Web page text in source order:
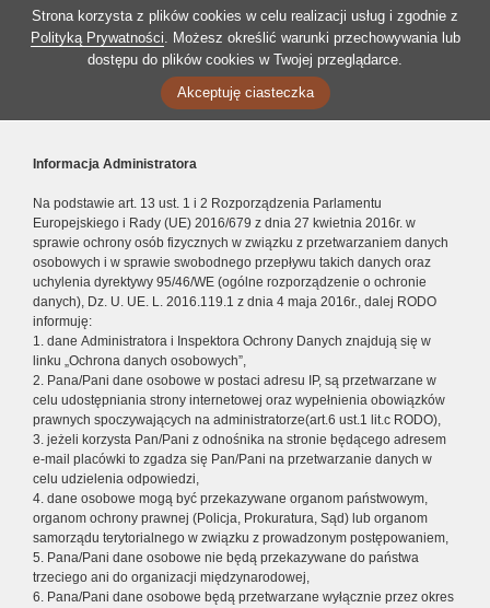
Strona korzysta z plików cookies w celu realizacji usług i zgodnie z
Polityką Prywatności. Możesz określić warunki przechowywania lub
dostępu do plików cookies w Twojej przeglądarce.
Akceptuję ciasteczka
Informacja Administratora
Na podstawie art. 13 ust. 1 i 2 Rozporządzenia Parlamentu
Europejskiego i Rady (UE) 2016/679 z dnia 27 kwietnia 2016r. w
sprawie ochrony osób fizycznych w związku z przetwarzaniem danych
osobowych i w sprawie swobodnego przepływu takich danych oraz
uchylenia dyrektywy 95/46/WE (ogólne rozporządzenie o ochronie
danych), Dz. U. UE. L. 2016.119.1 z dnia 4 maja 2016r., dalej RODO
informuję:
1. dane Administratora i Inspektora Ochrony Danych znajdują się w
linku „Ochrona danych osobowych”,
2. Pana/Pani dane osobowe w postaci adresu IP, są przetwarzane w
celu udostępniania strony internetowej oraz wypełnienia obowiązków
prawnych spoczywających na administratorze(art.6 ust.1 lit.c RODO),
3. jeżeli korzysta Pan/Pani z odnośnika na stronie będącego adresem
e-mail placówki to zgadza się Pan/Pani na przetwarzanie danych w
celu udzielenia odpowiedzi,
4. dane osobowe mogą być przekazywane organom państwowym,
organom ochrony prawnej (Policja, Prokuratura, Sąd) lub organom
samorządu terytorialnego w związku z prowadzonym postępowaniem,
5. Pana/Pani dane osobowe nie będą przekazywane do państwa
trzeciego ani do organizacji międzynarodowej,
6. Pana/Pani dane osobowe będą przetwarzane wyłącznie przez okres